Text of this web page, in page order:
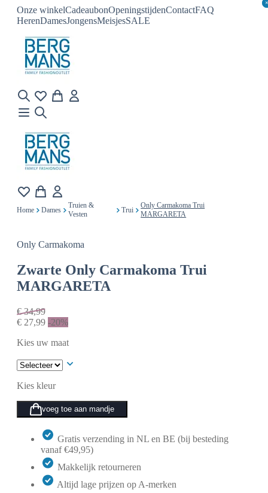
Onze winkelCadeaubonOpeningstijdenContactFAQ
HerenDamesJongensMeisjesSALE
×
×
Home Dames
Truien &
Vesten
Trui
Only Carmakoma Trui
MARGARETA
Only Carmakoma
Zwarte Only Carmakoma Trui
MARGARETA
€34,99
€ 27,99 -20%
Kies uw maat
Kies kleur
voeg toe aan mandje
Gratis verzending in NL en BE (bij besteding
vanaf €49,95)
Makkelijk retourneren
Altijd lage prijzen op A-merken